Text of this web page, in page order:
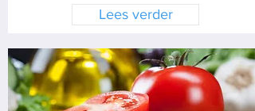
Lees verder